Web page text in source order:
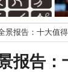
景报告：十大值
报告：